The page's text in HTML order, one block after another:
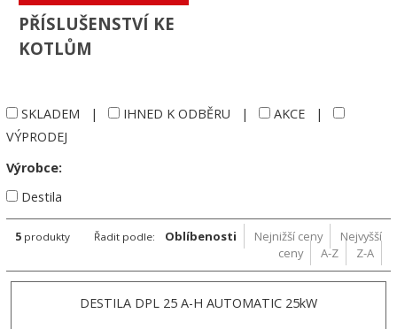
PŘÍSLUŠENSTVÍ KE
KOTLŮM
SKLADEM | IHNED K ODBĚRU | AKCE |
VÝPRODEJ
Výrobce:
Destila
5 produkty Řadit podle: Oblíbenosti Nejnižší ceny
Nejvyšší
ceny
A-Z Z-A
DESTILA DPL 25 A-H AUTOMATIC 25kW